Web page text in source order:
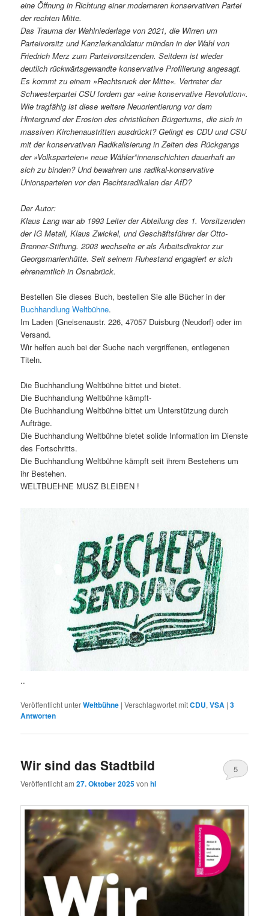
eine Öffnung in Richtung einer moderneren konservativen Partei
der rechten Mitte.
Das Trauma der Wahlniederlage von 2021, die Wirren um
Parteivorsitz und Kanzlerkandidatur münden in der Wahl von
Friedrich Merz zum Parteivorsitzenden. Seitdem ist wieder
deutlich rückwärtsgewandte konservative Profilierung angesagt.
Es kommt zu einem »Rechtsruck der Mitte«. Vertreter der
Schwesterpartei CSU fordern gar »eine konservative Revolution«.
Wie tragfähig ist diese weitere Neuorientierung vor dem
Hintergrund der Erosion des christlichen Bürgertums, die sich in
massiven Kirchenaustritten ausdrückt? Gelingt es CDU und CSU
mit der konservativen Radikalisierung in Zeiten des Rückgangs
der »Volksparteien« neue Wähler*innenschichten dauerhaft an
sich zu binden? Und bewahren uns radikal-konservative
Unionsparteien vor den Rechtsradikalen der AfD?
Der Autor:
Klaus Lang war ab 1993 Leiter der Abteilung des 1. Vorsitzenden
der IG Metall, Klaus Zwickel, und Geschäftsführer der Otto-
Brenner-Stiftung. 2003 wechselte er als Arbeitsdirektor zur
Georgsmarienhütte. Seit seinem Ruhestand engagiert er sich
ehrenamtlich in Osnabrück.
Bestellen Sie dieses Buch, bestellen Sie alle Bücher in der
Buchhandlung Weltbühne.
Im Laden (Gneisenaustr. 226, 47057 Duisburg (Neudorf) oder im
Versand.
Wir helfen auch bei der Suche nach vergriffenen, entlegenen
Titeln.
Die Buchhandlung Weltbühne bittet und bietet.
Die Buchhandlung Weltbühne kämpft-
Die Buchhandlung Weltbühne bittet um Unterstützung durch
Aufträge.
Die Buchhandlung Weltbühne bietet solide Information im Dienste
des Fortschritts.
Die Buchhandlung Weltbühne kämpft seit ihrem Bestehens um
ihr Bestehen.
WELTBUEHNE MUSZ BLEIBEN !
..
Veröffentlicht unterWeltbühne |Verschlagwortet mitCDU,VSA |3
Antworten
Wir sind das Stadtbild
Veröffentlicht am27. Oktober 2025vonhl
5